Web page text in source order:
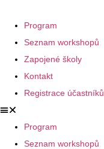
Program
Seznam workshopů
Zapojené školy
Kontakt
Registrace účastníků
Program
Seznam workshopů